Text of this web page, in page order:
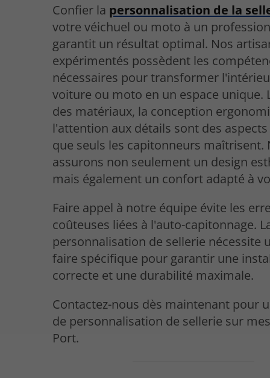
Confier la personnalisation de la
votre véichuel ou moto à un
garantit un résultat optimal. Nos
expérimentés possèdent les
nécessaires pour transformer
voiture ou moto en un espace unique.
des matériaux, la conception
l'attention aux détails sont des
que seuls les capitonneurs maîtrisent.
assurons non seulement un design
mais également un confort adapté à
Faire appel à notre équipe évite les
coûteuses liées à l'auto-capitonnage.
personnalisation de sellerie nécessite
faire spécifique pour garantir une
correcte et une durabilité maximale.
Contactez-nous dès maintenant pour
de personnalisation de sellerie sur
Port.